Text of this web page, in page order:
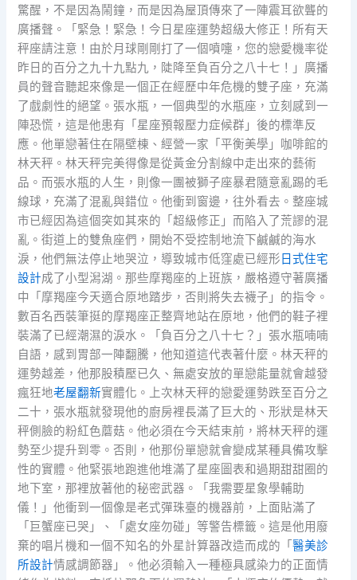
驚醒，不是因為鬧鐘，而是因為屋頂傳來了一陣震耳欲聾的
廣播聲。「緊急！緊急！今日星座運勢超級大修正！所有天
秤座請注意！由於月球剛剛打了一個噴嚏，您的戀愛機率從
昨日的百分之九十九點九，陡降至負百分之八十七！」廣播
員的聲音聽起來像是一個正在經歷中年危機的雙子座，充滿
了戲劇性的絕望。張水瓶，一個典型的水瓶座，立刻感到一
陣恐慌，這是他患有「星座預報壓力症候群」後的標準反
應。他單戀著住在隔壁棟、經營一家「平衡美學」咖啡館的
林天秤。林天秤完美得像是從黃金分割線中走出來的藝術
品。而張水瓶的人生，則像一團被獅子座暴君隨意亂踢的毛
線球，充滿了混亂與錯位。他衝到窗邊，往外看去。整座城
市已經因為這個突如其來的「超級修正」而陷入了荒謬的混
亂。街道上的雙魚座們，開始不受控制地流下鹹鹹的海水
淚，他們無法停止地哭泣，導致城市低窪處已經形 日式住宅
設計成了小型潟湖。那些摩羯座的上班族，嚴格遵守著廣播
中「摩羯座今天適合原地踏步，否則將失去襪子」的指令。
數百名西裝筆挺的摩羯座正整齊地站在原地，他們的鞋子裡
裝滿了已經潮濕的淚水。「負百分之八十七？」張水瓶喃喃
自語，感到胃部一陣翻騰，他知道這代表著什麼。林天秤的
運勢越差，他那股積壓已久、無處安放的單戀能量就會越發
瘋狂地老屋翻新實體化。上次林天秤的戀愛運勢跌至百分之
二十，張水瓶就發現他的廚房裡長滿了巨大的、形狀是林天
秤側臉的粉紅色蘑菇。他必須在今天結束前，將林天秤的運
勢至少提升到零。否則，他那份單戀就會變成某種具備攻擊
性的實體。他緊張地跑進他堆滿了星座圖表和過期甜甜圈的
地下室，那裡放著他的秘密武器。「我需要星象學輔助
儀！」他衝到一個像是老式彈珠臺的機器前，上面貼滿了
「巨蟹座已哭」、「處女座勿碰」等警告標籤。這是他用廢
棄的唱片機和一個不知名的外星計算器改造而成的「醫美診
所設計情感調節器」。他必須輸入一種極具感染力的正面情